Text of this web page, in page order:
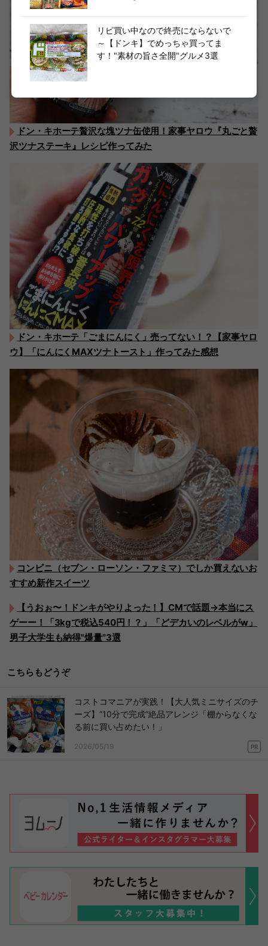
ドン・キホーテ贅沢な塊ツナ缶使用！家事ヤロウ『丸ごと贅
沢ツナステーキ』レシピ作ってみた
ドン・キホーテ「ごまにんにく」売ってない！？【家事ヤロ
ウ】「にんにくMAXツナトースト」作ってみた感想
コンビニ（セブン・ローソン・ファミマ）でしか買えないお
すすめ新作スイーツ
【うおぉ〜！ドンキがやりよった！】CMで話題→本当にス
ゲーー！「3kgで税込540円！？」「どデカいのレベルがw」
男子大学生も納得"爆量"3選
こちらもどうぞ
コストコマニアが実践！【大人気ミニサイズのチ
ーズ】“10分で完成”絶品アレンジ「棚からなくな
る前に買い占めたい！」
2026/05/19 PR
リピ買い中なので終売にならないで
～【ドンキ】でめっちゃ買ってま
す！"素材の旨さ全開"グルメ3選